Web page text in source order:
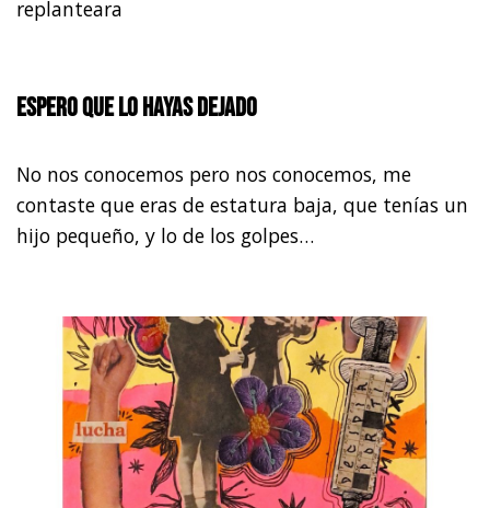
replanteara
Espero que lo hayas dejado
No nos conocemos pero nos conocemos, me
contaste que eras de estatura baja, que tenías un
hijo pequeño, y lo de los golpes…